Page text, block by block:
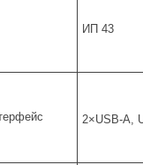
ИП 43
2×USB-A,